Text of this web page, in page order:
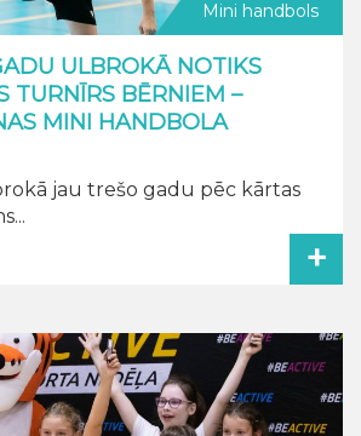
Mini handbols
ULBROKĀ NOTIKS
TURNĪRS BĒRNIEM –
MINI HANDBOLA
jau trešo gadu pēc kārtas
+